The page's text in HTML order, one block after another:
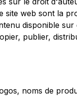
web sont la
disponible
publier,
noms de